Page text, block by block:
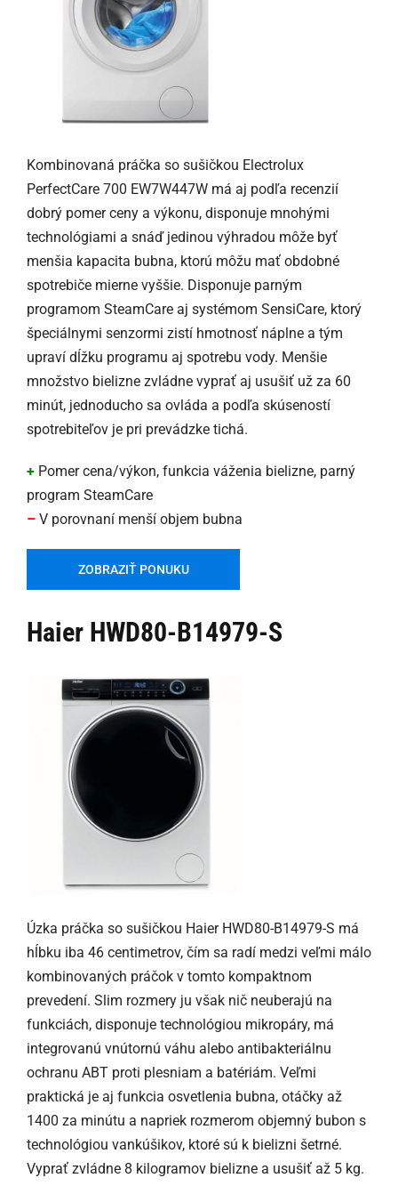
Kombinovaná práčka so sušičkou Electrolux
PerfectCare 700 EW7W447W má aj podľa recenzií
dobrý pomer ceny a výkonu, disponuje mnohými
technológiami a snáď jedinou výhradou môže byť
menšia kapacita bubna, ktorú môžu mať obdobné
spotrebiče mierne vyššie. Disponuje parným
programom SteamCare aj systémom SensiCare, ktorý
špeciálnymi senzormi zistí hmotnosť náplne a tým
upraví dĺžku programu aj spotrebu vody. Menšie
množstvo bielizne zvládne vyprať aj usušiť už za 60
minút, jednoducho sa ovláda a podľa skúseností
spotrebiteľov je pri prevádzke tichá.
+ Pomer cena/výkon, funkcia váženia bielizne, parný
program SteamCare
– V porovnaní menší objem bubna
ZOBRAZIŤ PONUKU
Haier HWD80-B14979-S
Úzka práčka so sušičkou Haier HWD80-B14979-S má
hĺbku iba 46 centimetrov, čím sa radí medzi veľmi málo
kombinovaných práčok v tomto kompaktnom
prevedení. Slim rozmery ju však nič neuberajú na
funkciách, disponuje technológiou mikropáry, má
integrovanú vnútornú váhu alebo antibakteriálnu
ochranu ABT proti plesniam a batériám. Veľmi
praktická je aj funkcia osvetlenia bubna, otáčky až
1400 za minútu a napriek rozmerom objemný bubon s
technológiou vankúšikov, ktoré sú k bielizni šetrné.
Vyprať zvládne 8 kilogramov bielizne a usušiť až 5 kg.